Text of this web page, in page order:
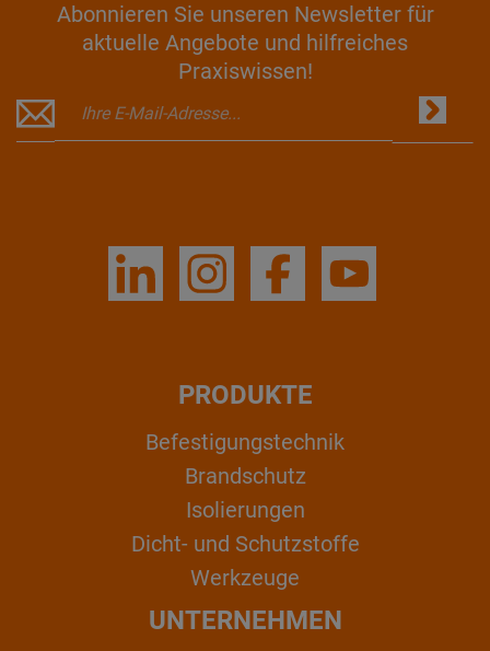
Abonnieren Sie unseren Newsletter für
aktuelle Angebote und hilfreiches
Praxiswissen!
PRODUKTE
Befestigungstechnik
Brandschutz
Isolierungen
Dicht- und Schutzstoffe
Werkzeuge
UNTERNEHMEN